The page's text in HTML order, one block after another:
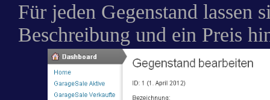
Für jeden Gegenstand lassen
Beschreibung und ein Preis